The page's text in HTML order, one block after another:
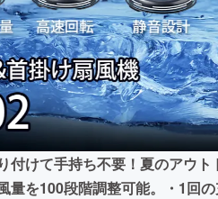
付けて手持ち不要！夏のアウ
量を100段階調整可能。・1回